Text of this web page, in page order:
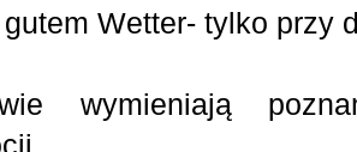
Wetter- tylko przy
wymieniają